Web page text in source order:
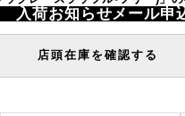
入荷お知らせメール申
店頭在庫を確認する